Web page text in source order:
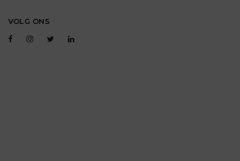
VOLG ONS